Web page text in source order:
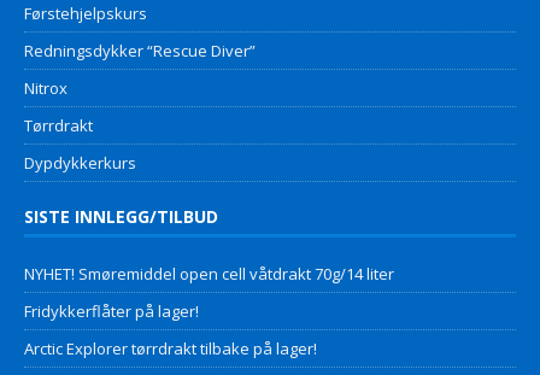
Førstehjelpskurs
Redningsdykker “Rescue Diver”
Nitrox
Tørrdrakt
Dypdykkerkurs
SISTE INNLEGG/TILBUD
NYHET! Smøremiddel open cell våtdrakt 70g/14 liter
Fridykkerflåter på lager!
Arctic Explorer tørrdrakt tilbake på lager!